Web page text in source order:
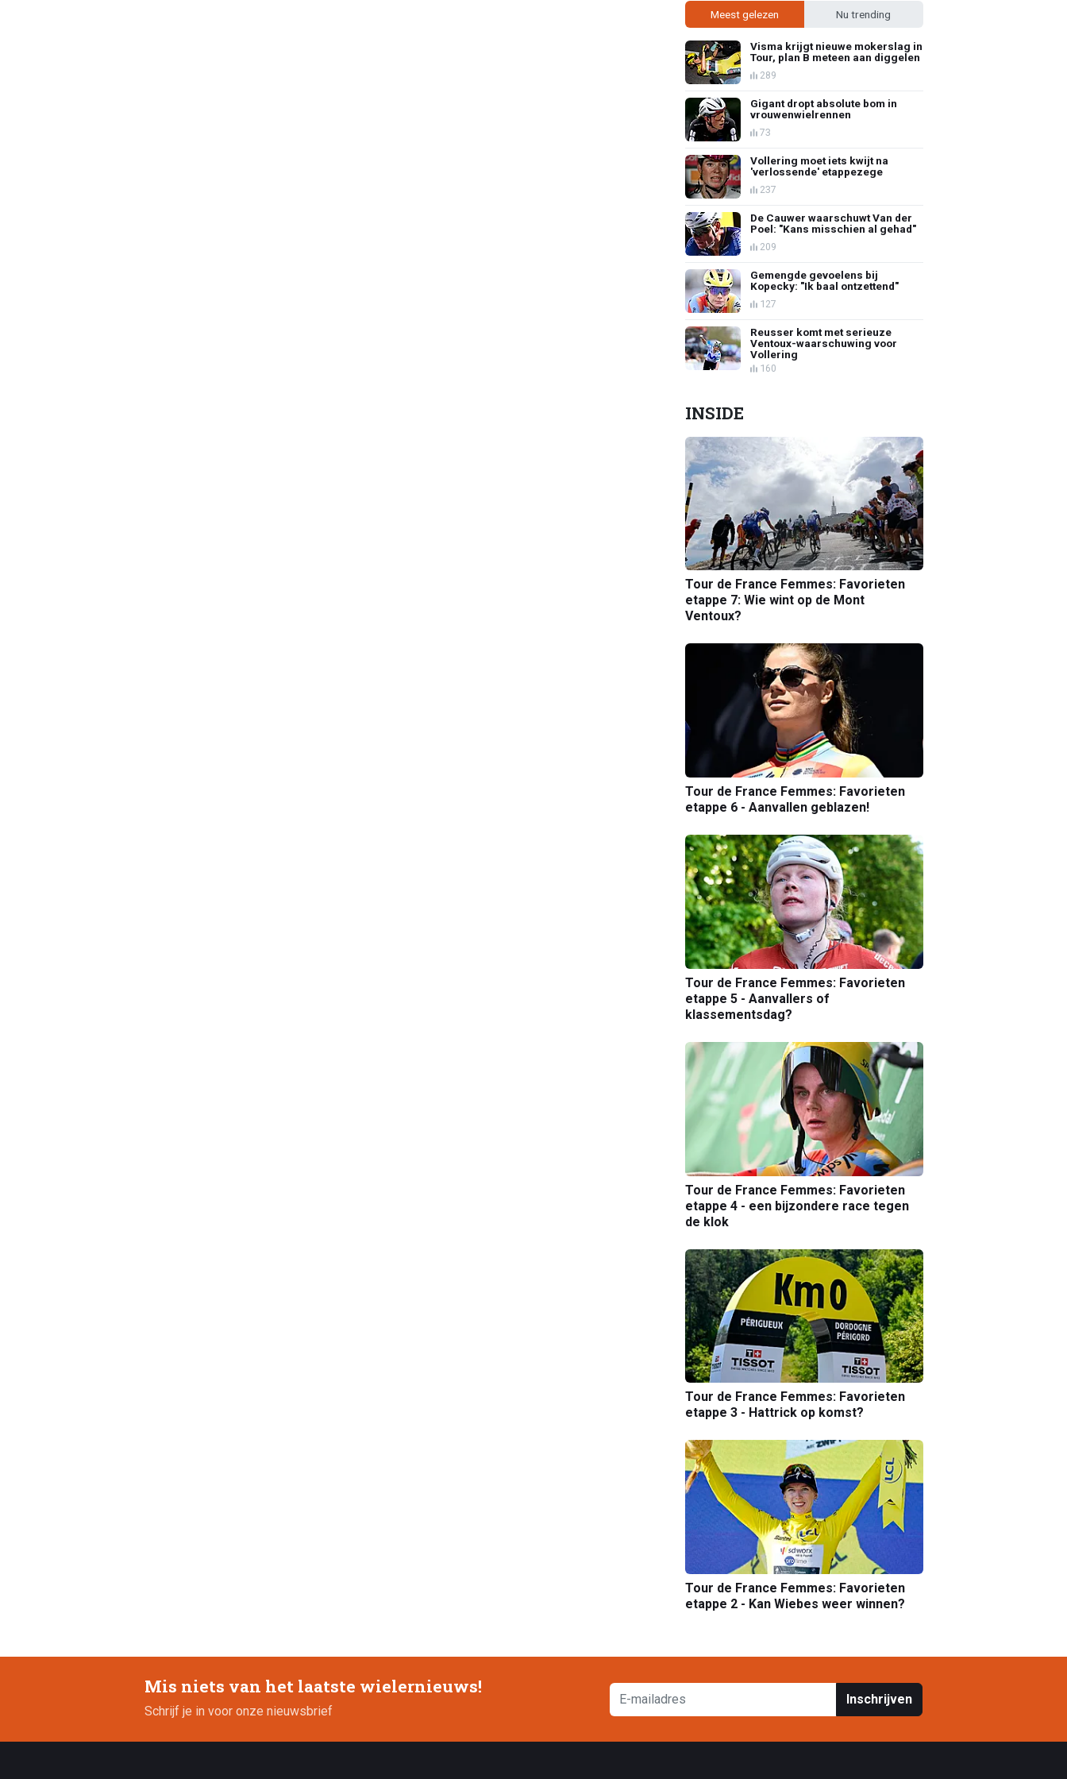
Meest gelezen Nu trending
Visma krijgt nieuwe mokerslag in
Tour, plan B meteen aan diggelen
289
Gigant dropt absolute bom in
vrouwenwielrennen
73
Vollering moet iets kwijt na
'verlossende' etappezege
237
De Cauwer waarschuwt Van der
Poel: "Kans misschien al gehad"
209
Gemengde gevoelens bij
Kopecky: "Ik baal ontzettend"
127
Reusser komt met serieuze
Ventoux-waarschuwing voor
Vollering
160
INSIDE
Tour de France Femmes: Favorieten
etappe 7: Wie wint op de Mont
Ventoux?
Tour de France Femmes: Favorieten
etappe 6 - Aanvallen geblazen!
Tour de France Femmes: Favorieten
etappe 5 - Aanvallers of
klassementsdag?
Tour de France Femmes: Favorieten
etappe 4 - een bijzondere race tegen
de klok
Tour de France Femmes: Favorieten
etappe 3 - Hattrick op komst?
Tour de France Femmes: Favorieten
etappe 2 - Kan Wiebes weer winnen?
Mis niets van het laatste wielernieuws!
Schrijf je in voor onze nieuwsbrief
Inschrijven